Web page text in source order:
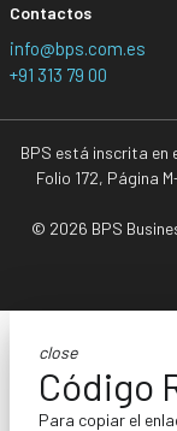
Contactos
info@bps.com.es
+91 313 79 00
BPS está inscrita en
Folio 172, Página
© 2026 BPS
close
Código
Para copiar el